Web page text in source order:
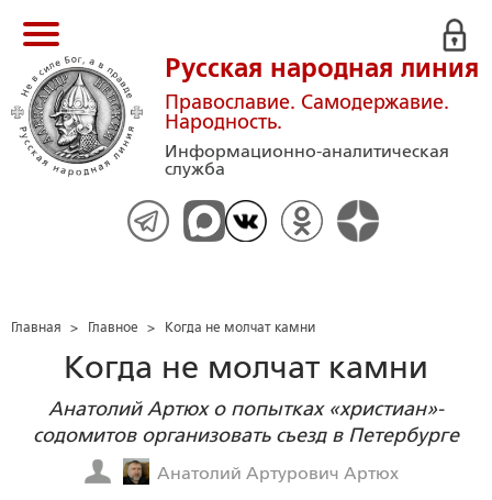
Русская народная линия
Православие. Самодержавие.
Народность.
Информационно-аналитическая
служба
Главная > Главное > Когда не молчат камни
Когда не молчат камни
Анатолий Артюх о попытках «христиан»-
содомитов организовать съезд в Петербурге
Анатолий Артурович Артюх